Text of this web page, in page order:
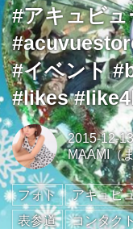
#アキュビ
#イベント
#likes
2015-12-13
MAAMI（
フォト アキュビ
表参道
コンタクト